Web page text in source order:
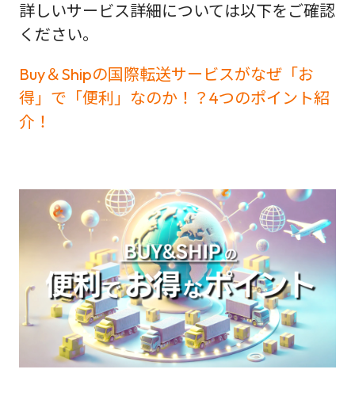
詳しいサービス詳細については以下をご確認
ください。
Buy＆Shipの国際転送サービスがなぜ「お
得」で「便利」なのか！？4つのポイント紹
介！